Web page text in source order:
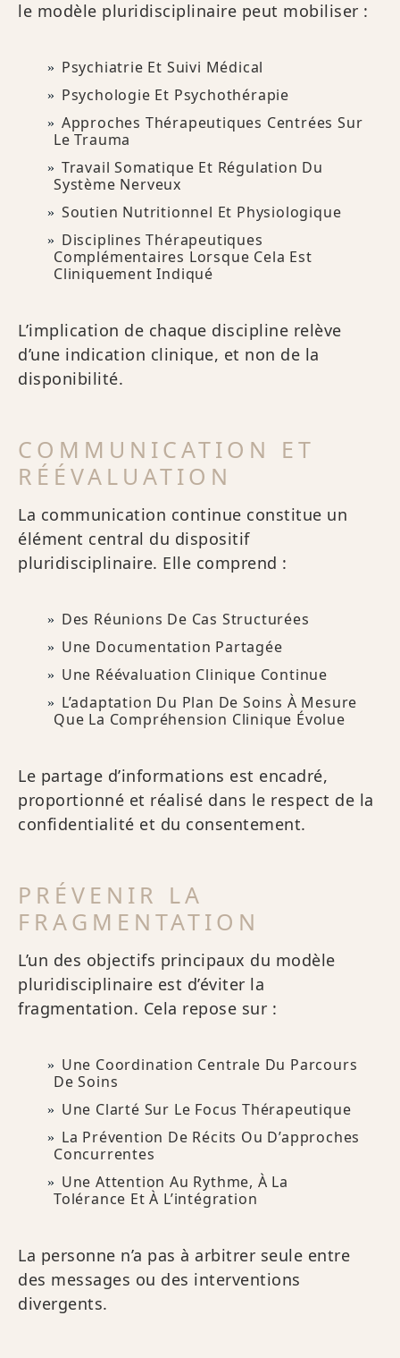
le modèle pluridisciplinaire peut mobiliser :
Psychiatrie Et Suivi Médical
Psychologie Et Psychothérapie
Approches Thérapeutiques Centrées Sur
Le Trauma
Travail Somatique Et Régulation Du
Système Nerveux
Soutien Nutritionnel Et Physiologique
Disciplines Thérapeutiques
Complémentaires Lorsque Cela Est
Cliniquement Indiqué
L’implication de chaque discipline relève
d’une indication clinique, et non de la
disponibilité.
COMMUNICATION ET
RÉÉVALUATION
La communication continue constitue un
élément central du dispositif
pluridisciplinaire. Elle comprend :
Des Réunions De Cas Structurées
Une Documentation Partagée
Une Réévaluation Clinique Continue
L’adaptation Du Plan De Soins À Mesure
Que La Compréhension Clinique Évolue
Le partage d’informations est encadré,
proportionné et réalisé dans le respect de la
confidentialité et du consentement.
PRÉVENIR LA
FRAGMENTATION
L’un des objectifs principaux du modèle
pluridisciplinaire est d’éviter la
fragmentation. Cela repose sur :
Une Coordination Centrale Du Parcours
De Soins
Une Clarté Sur Le Focus Thérapeutique
La Prévention De Récits Ou D’approches
Concurrentes
Une Attention Au Rythme, À La
Tolérance Et À L’intégration
La personne n’a pas à arbitrer seule entre
des messages ou des interventions
divergents.